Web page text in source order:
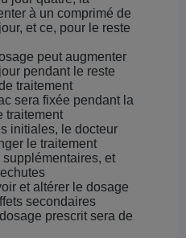
à un comprimé de
et ce, pour le reste
peut augmenter
pendant le reste
traitement
sera fixée pendant la
traitement
initiales, le docteur
le traitement
et
et altérer le dosage
secondaires
prescrit sera de